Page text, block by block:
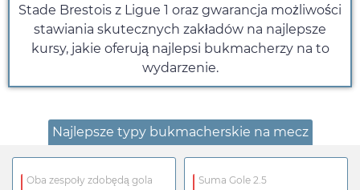
Stade Brestois z Ligue 1 oraz gwarancja możliwości
stawiania skutecznych zakładów na najlepsze
kursy, jakie oferują najlepsi bukmacherzy na to
wydarzenie.
Najlepsze typy bukmacherskie na mecz
Oba zespoły zdobędą gola Suma Gole 2.5